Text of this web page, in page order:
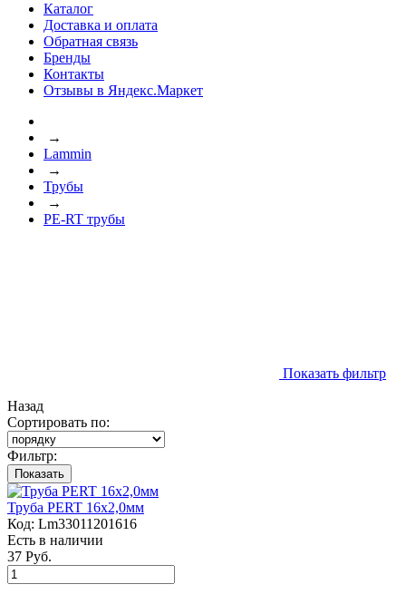
Каталог
Доставка и оплата
Обратная связь
Бренды
Контакты
Отзывы в Яндекс.Маркет
→
Lammin
→
Трубы
→
PE-RT трубы
Показать фильтр
Назад
Сортировать по:
Фильтр:
Показать
Труба PERT 16х2,0мм
Код: Lm33011201616
Есть в наличии
37 Руб.